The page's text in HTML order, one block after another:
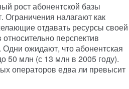
рост абонентской базы
Ограничения налагают как
отдавать ресурсы своей
перспектив
ожидают, что абонентская
50 млн (с 13 млн в 2005 году).
операторов едва ли превысит